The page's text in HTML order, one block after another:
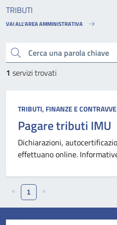
Cerca una parola chiave
1 servizi trovati
TRIBUTI, FINANZE E
Pagare tributi IMU
Dichiarazioni,
effettuano online.
« 1 »
TRIBUTI
VAI ALL’AREA AMMINISTRATIVA